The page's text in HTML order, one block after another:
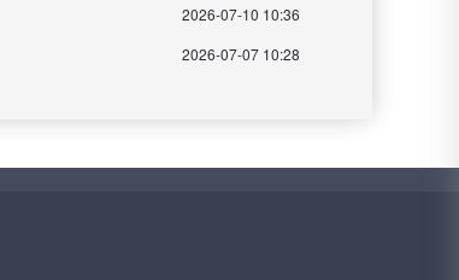
2026-07-10 10:36
2026-07-07 10:28